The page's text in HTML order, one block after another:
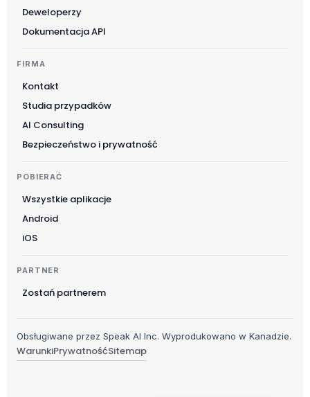
Deweloperzy
Dokumentacja API
FIRMA
Kontakt
Studia przypadków
AI Consulting
Bezpieczeństwo i prywatność
POBIERAĆ
Wszystkie aplikacje
Android
iOS
PARTNER
Zostań partnerem
Obsługiwane przez Speak AI Inc. Wyprodukowano w Kanadzie.
WarunkiPrywatnośćSitemap
Nederlands
日本語
Ελληνικά